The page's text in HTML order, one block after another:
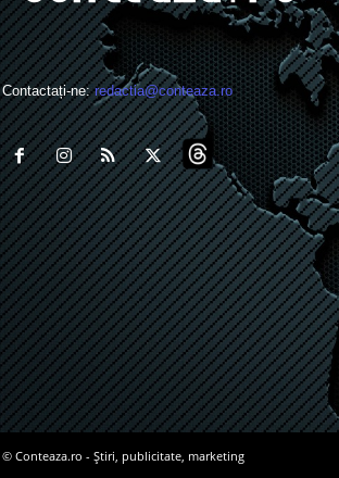
Contactați-ne:redactia@conteaza.ro
© Conteaza.ro - Știri, publicitate, marketing